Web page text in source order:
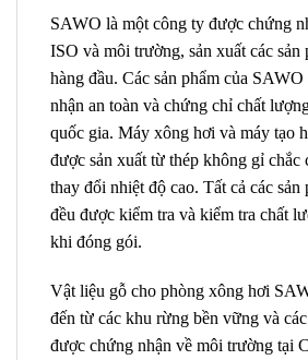
SAWO là một công ty được chứng
ISO và môi trường, sản xuất các sản
hàng đầu. Các sản phẩm của
nhận an toàn và chứng chỉ chất
quốc gia. Máy xông hơi và máy tạo
được sản xuất từ ​​thép không gỉ chắc
thay đổi nhiệt độ cao. Tất cả các sản
đều được kiểm tra và kiểm tra chất
khi đóng gói.
Vật liệu gỗ cho phòng xông hơi
đến từ các khu rừng bền vững và
được chứng nhận về môi trường tại